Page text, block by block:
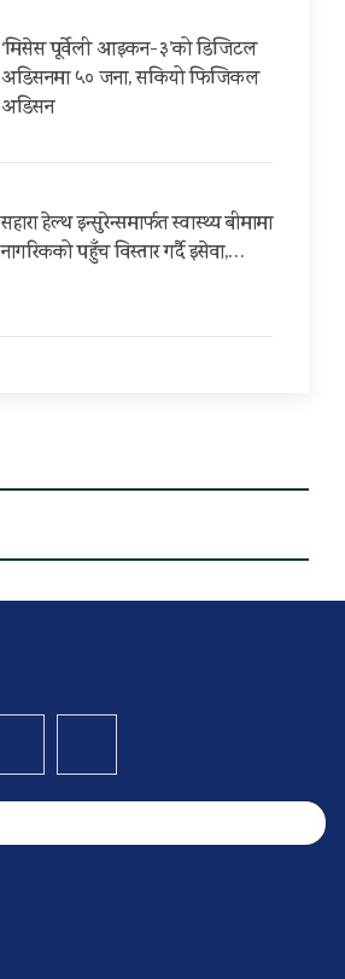
‘मिसेस पूर्वेली आइकन-३’को डिजिटल
अडिसनमा ५० जना, सकियो फिजिकल
अडिसन
सहारा हेल्थ इन्सुरेन्समार्फत स्वास्थ्य बीमामा
नागरिकको पहुँच विस्तार गर्दै इसेवा,…